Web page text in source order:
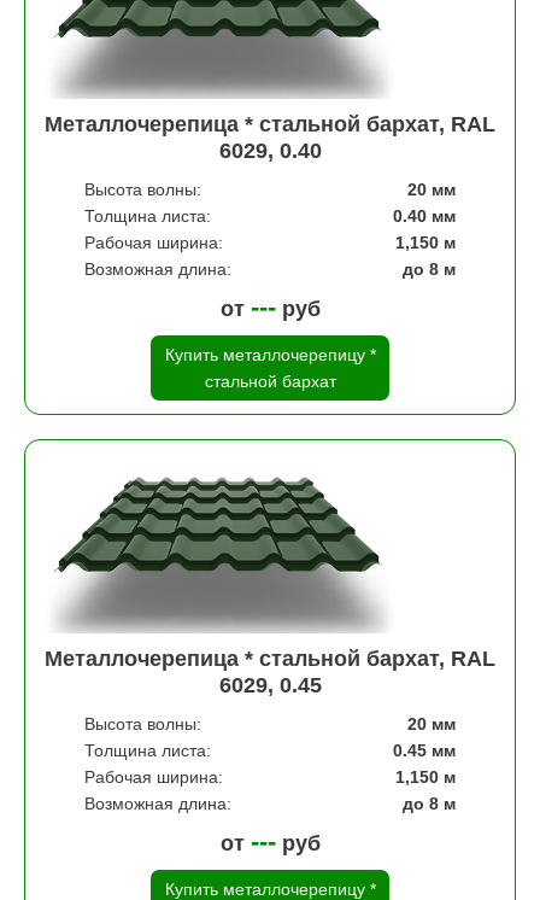
Металлочерепица * стальной бархат, RAL
6029, 0.40
Высота волны:
20 мм
Толщина листа:
0.40 мм
Рабочая ширина:
1,150 м
Возможная длина:
до 8 м
от ---руб
Купить металлочерепицу *
стальной бархат
Металлочерепица * стальной бархат, RAL
6029, 0.45
Высота волны:
20 мм
Толщина листа:
0.45 мм
Рабочая ширина:
1,150 м
Возможная длина:
до 8 м
от ---руб
Купить металлочерепицу *